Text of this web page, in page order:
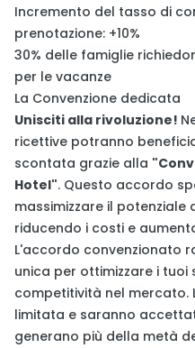
Incremento del tasso di
prenotazione: +10%
30% delle famiglie
per le vacanze
La Convenzione dedicata
Unisciti alla rivoluzione!
ricettive potranno
scontata grazie alla
Hotel". Questo accordo
massimizzare il
riducendo i costi e
L'accordo convenzionato
unica per ottimizzare i tuoi
competitività nel
limitata e saranno
generano più della metà